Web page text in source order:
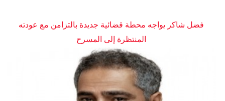
فضل شاكر يواجه محطة قضائية جديدة بالتزامن مع عودته
المنتظرة إلى المسرح